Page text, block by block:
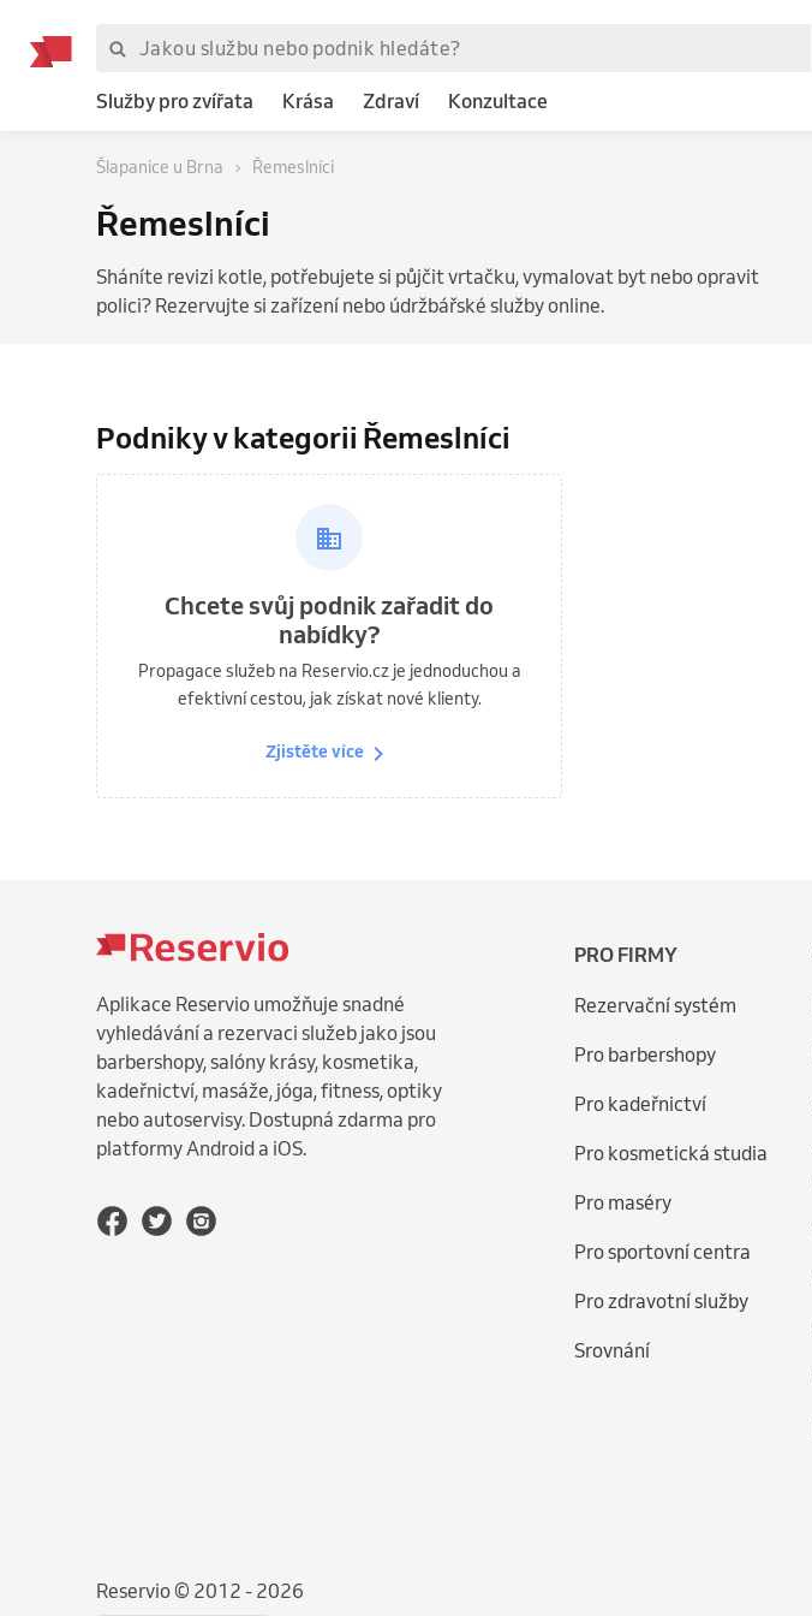
Služby pro zvířata Krása Zdraví Konzultace
Šlapanice u Brna Řemeslníci
Řemeslníci
Sháníte revizi kotle, potřebujete si půjčit vrtačku, vymalovat byt nebo opravit
polici? Rezervujte si zařízení nebo údržbářské služby online.
Podniky v kategorii Řemeslníci
Chcete svůj podnik zařadit do
nabídky?
Propagace služeb na Reservio.cz je jednoduchou a
efektivní cestou, jak získat nové klienty.
Zjistěte více
Aplikace Reservio umožňuje snadné
vyhledávání a rezervaci služeb jako jsou
barbershopy, salóny krásy, kosmetika,
kadeřnictví, masáže, jóga, fitness, optiky
nebo autoservisy. Dostupná zdarma pro
platformy Android a iOS.
PRO FIRMY
Rezervační systém
Pro barbershopy
Pro kadeřnictví
Pro kosmetická studia
Pro maséry
Pro sportovní centra
Pro zdravotní služby
Srovnání
Reservio © 2012 - 2026